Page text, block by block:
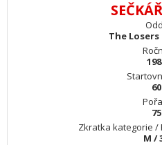
The
60
75
Zkratka kategorie /
M /